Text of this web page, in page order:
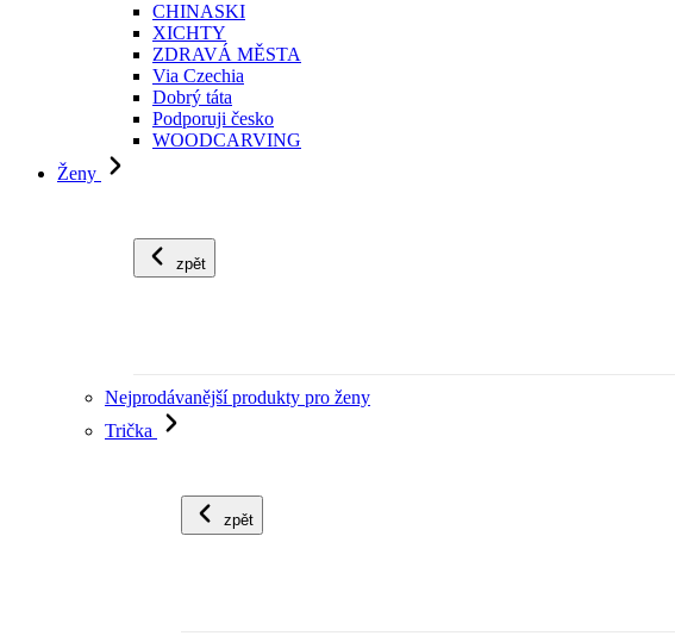
CHINASKI
XICHTY
ZDRAVÁ MĚSTA
Via Czechia
Dobrý táta
Podporuji česko
WOODCARVING
Ženy
zpět
Nejprodávanější produkty pro ženy
Trička
zpět